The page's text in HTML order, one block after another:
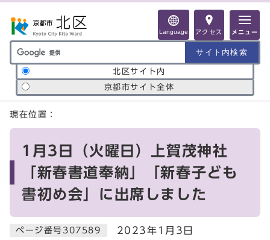
Language アクセス メニュー
サイト内検索の範囲
北区サイト内
京都市サイト全体
ここから本文です
現在位置：
1月3日（火曜日）上賀茂神社
「新春書道奉納」「新春子ども
書初め会」に出席しました
ページ番号307589 2023年1月3日